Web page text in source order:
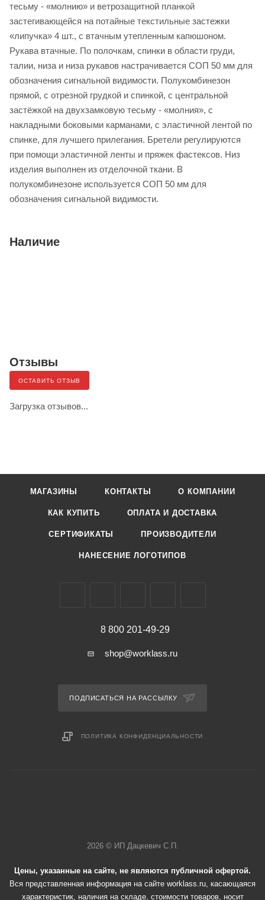
тесьму - «молнию» и ветрозащитной планкой
застегивающейся на потайные текстильные застежки
«липучка» 4 шт., с втачным утепленным капюшоном.
Рукава втачные. По полочкам, спинки в области груди,
талии, низа и низа рукавов настрачивается СОП 50 мм для
обозначения сигнальной видимости. Полукомбинезон
прямой, с отрезной грудкой и спинкой, с центральной
застёжкой на двухзамковую тесьму - «молния», с
накладными боковыми карманами, с эластичной лентой по
спинке, для лучшего прилегания. Бретели регулируются
при помощи эластичной ленты и пряжек фастексов. Низ
изделия выполнен из отделочной ткани. В
полукомбинезоне используется СОП 50 мм для
обозначения сигнальной видимости.
Наличие
Отзывы
ОСТАВИТЬ ОТЗЫВ
Загрузка отзывов...
МАГАЗИНЫ КОНТАКТЫ О КОМПАНИИ
КАК КУПИТЬ ОПЛАТА И ДОСТАВКА
СЕРТИФИКАТЫ ПРОИЗВОДИТЕЛИ
НАНЕСЕНИЕ ЛОГОТИПОВ
8 800 201-49-29
shop@worklass.ru
ПОДПИСАТЬСЯ НА РАССЫЛКУ
ПОЛИТИКА КОНФИДЕНЦИАЛЬНОСТИ
2026 © ИП Дацкевич С.П.
Цены, указанные на сайте, не являются публичной офертой.
Вся представленная информация на сайте worklass.ru, касающаяся
характеристик, наличия на складе, стоимости товаров, носит